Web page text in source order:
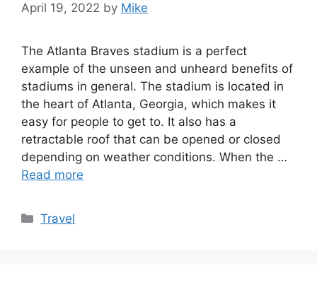
April 19, 2022 by Mike
The Atlanta Braves stadium is a perfect
example of the unseen and unheard benefits of
stadiums in general. The stadium is located in
the heart of Atlanta, Georgia, which makes it
easy for people to get to. It also has a
retractable roof that can be opened or closed
depending on weather conditions. When the …
Read more
Categories
Travel